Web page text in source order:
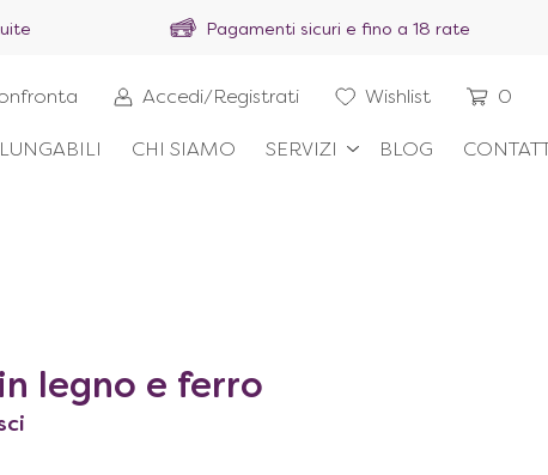
Pagamenti sicuri e fino a 18 rate
CHI SIAMO SERVIZI BLOG
Accedi/Registrati Wishlist 0
legno e ferro